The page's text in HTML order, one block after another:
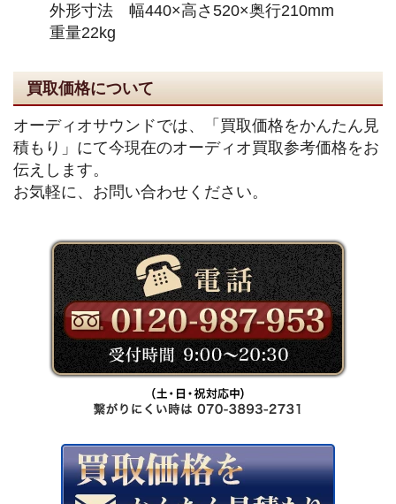
外形寸法 幅440×高さ520×奥行210mm
重量22kg
買取価格について
オーディオサウンドでは、「買取価格をかんたん見
積もり」にて今現在のオーディオ買取参考価格をお
伝えします。
お気軽に、お問い合わせください。